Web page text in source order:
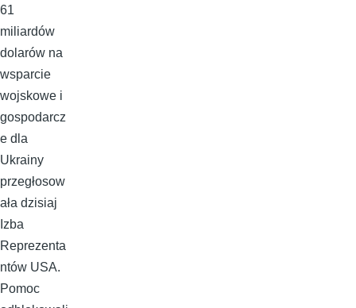
61
miliardów
dolarów na
wsparcie
wojskowe i
gospodarcz
e dla
Ukrainy
przegłosow
ała dzisiaj
Izba
Reprezenta
ntów USA.
Pomoc